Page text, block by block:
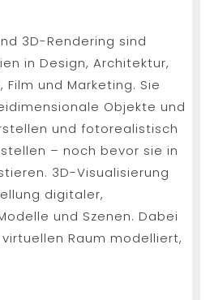
3D 3D-Rendering sind
in Design, Architektur,
und Marketing. Sie
Objekte und
und fotorealistisch
– noch bevor sie in
3D-Visualisierung
digitaler,
und Szenen. Dabei
Raum modelliert,